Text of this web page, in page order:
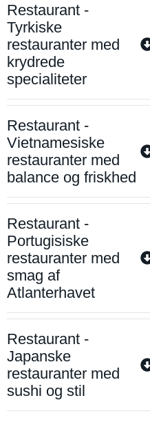
Restaurant -
Tyrkiske
restauranter med
krydrede
specialiteter
Restaurant -
Vietnamesiske
restauranter med
balance og friskhed
Restaurant -
Portugisiske
restauranter med
smag af
Atlanterhavet
Restaurant -
Japanske
restauranter med
sushi og stil